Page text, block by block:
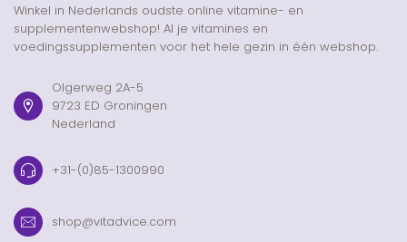
Winkel in Nederlands oudste online vitamine- en
supplementenwebshop! Al je vitamines en
voedingssupplementen voor het hele gezin in één webshop.
Olgerweg 2A-5
9723 ED Groningen
Nederland
+31-(0)85-1300990
shop@vitadvice.com